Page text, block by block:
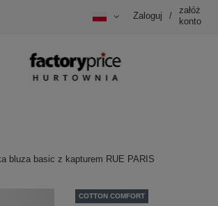
Zaloguj /
załóż
konto
bluza basic z kapturem RUE PARIS
COTTON COMFORT